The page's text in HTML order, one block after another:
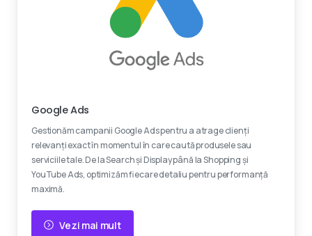
Google Ads
Gestionăm campanii Google Ads pentru a atrage clienți
relevanți exact în momentul în care caută produsele sau
serviciile tale. De la Search și Display până la Shopping și
YouTube Ads, optimizăm fiecare detaliu pentru performanță
maximă.
Vezi mai mult